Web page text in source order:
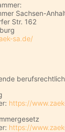
Sachsen-
Str. 162
sa.de/
https://
https://